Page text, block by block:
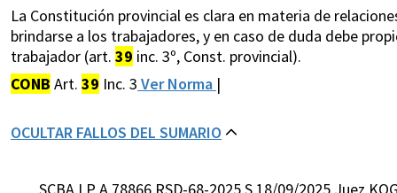
La Constitución provincial es clara en materia de
brindarse a los trabajadores, y en caso de duda debe
trabajador (art. 39 inc. 3º, Const. provincial).
CONB Art. 39 Inc. 3 Ver Norma |
OCULTAR FALLOS DEL SUMARIO